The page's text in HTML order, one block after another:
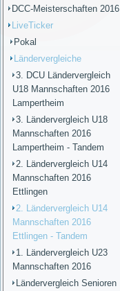
DCC-Meisterschaften 2016
LiveTicker
Pokal
Ländervergleiche
3. DCU Ländervergleich
U18 Mannschaften 2016
Lampertheim
3. Ländervergleich U18
Mannschaften 2016
Lampertheim - Tandem
2. Ländervergleich U14
Mannschaften 2016
Ettlingen
2. Ländervergleich U14
Mannschaften 2016
Ettlingen - Tandem
1. Ländervergleich U23
Mannschaften 2016
Ländervergleich Senioren